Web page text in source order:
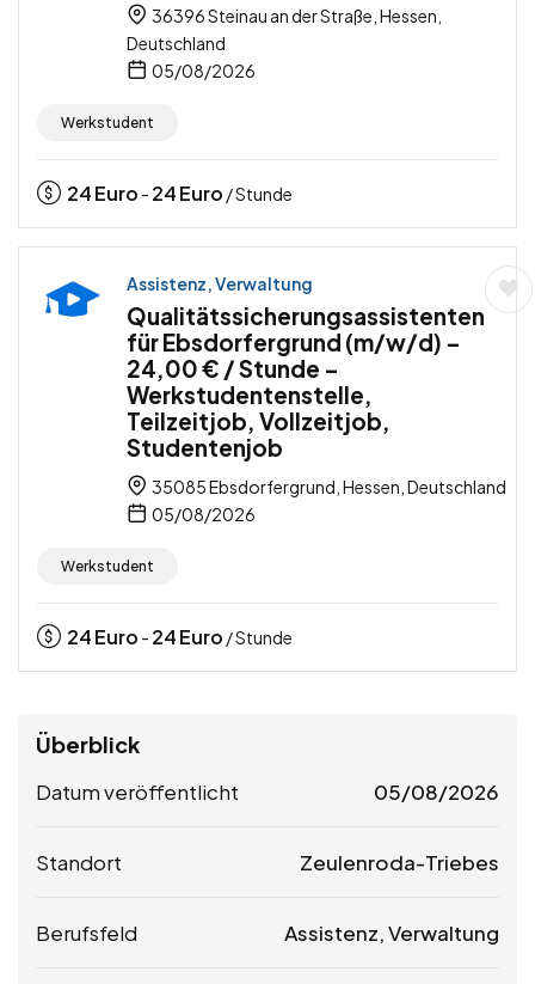
36396 Steinau an der Straße, Hessen,
Deutschland
05/08/2026
Werkstudent
24Euro - 24Euro / Stunde
Assistenz, Verwaltung
Qualitätssicherungsassistenten
für Ebsdorfergrund (m/w/d) –
24,00 € / Stunde –
Werkstudentenstelle,
Teilzeitjob, Vollzeitjob,
Studentenjob
35085 Ebsdorfergrund, Hessen, Deutschland
05/08/2026
Werkstudent
24Euro - 24Euro / Stunde
Überblick
Datum veröffentlicht 05/08/2026
Standort Zeulenroda-Triebes
Berufsfeld Assistenz, Verwaltung